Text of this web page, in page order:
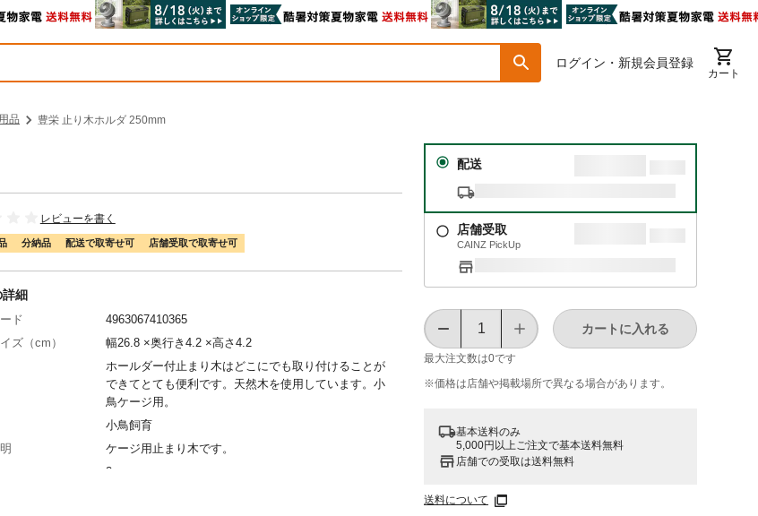
ログイン・新規会員登録
カート
品 豊栄 止り木ホルダ 250mm
レビューを書く
分納品 配送で取寄せ可 店舗受取で取寄せ可
配送
店舗受取
CAINZ PickUp
最大注文数は0です
カートに入れる
※価格は​店舗や​掲載場所で​異なる​場合が​あります。
基本送料のみ
5,000円以上ご注文で基本送料無料
店舗での受取は送料無料
送料について
細
ド
4963067410365
ズ（cm）
幅26.8 ×奥行き4.2 ×高さ4.2
ホールダー付止まり木はどこにでも取り付けることが
できてとても便利です。天然木を使用しています。小
鳥ケージ用。
小鳥飼育
ケージ用止まり木です。
2